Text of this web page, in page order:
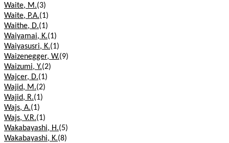
Waite, M.(3)
Waite, P.A.(1)
Waithe, D.(1)
Waiyamai, K.(1)
Waiyasusri, K.(1)
Waizenegger, W.(9)
Waizumi, Y.(2)
Wajcer, D.(1)
Wajid, M.(2)
Wajid, R.(1)
Wajs, A.(1)
Wajs, V.R.(1)
Wakabayashi, H.(5)
Wakabayashi, K.(8)